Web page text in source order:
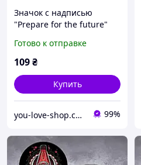
Значок с надписью
"Prepare for the future"
Готово к отправке
109₴
Купить
you-love-shop.com.ua - атрибутика, сувениры и украшения 99%